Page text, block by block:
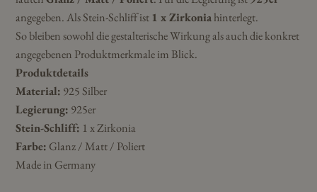
angegeben. Als Stein-Schliff ist 1 x Zirkoniahinterlegt.
So bleiben sowohl die gestalterische Wirkung als auch die konkret
angegebenen Produktmerkmale im Blick.
Produktdetails
Material: 925 Silber
Legierung: 925er
Stein-Schliff: 1 x Zirkonia
Farbe: Glanz / Matt / Poliert
Made in Germany